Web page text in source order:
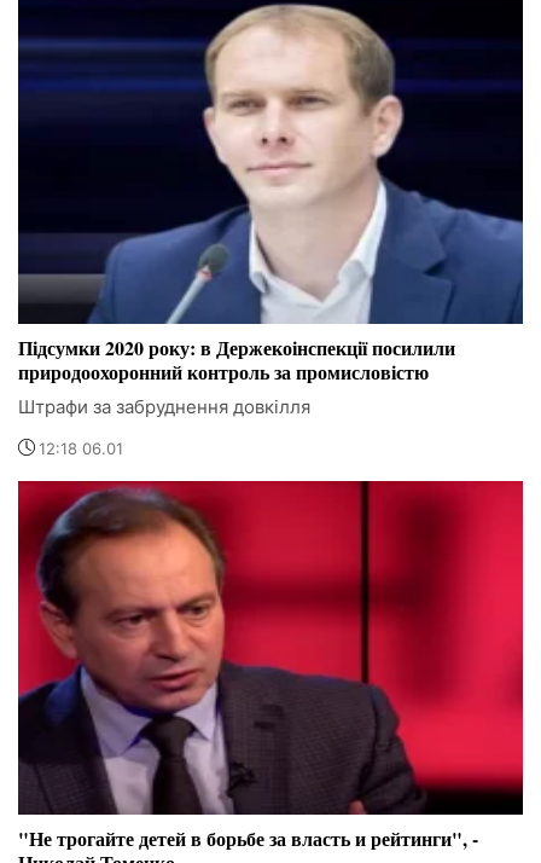
Підсумки 2020 року: в Держекоінспекції посилили
природоохоронний контроль за промисловістю
Штрафи за забруднення довкілля
12:18 06.01
"Не трогайте детей в борьбе за власть и рейтинги", -